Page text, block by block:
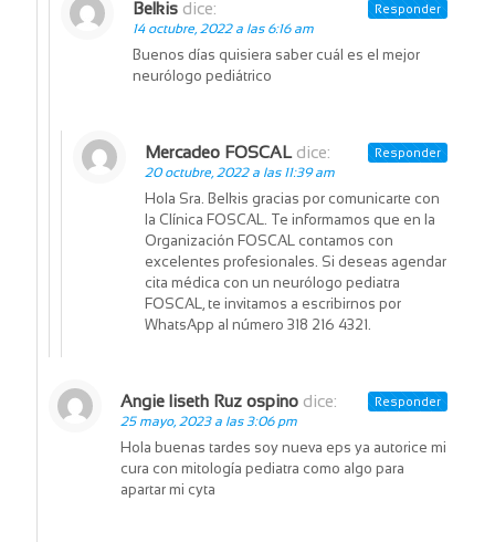
Belkis dice:
14 octubre, 2022 a las 6:16 am
Buenos días quisiera saber cuál es el mejor
neurólogo pediátrico
Responder
Mercadeo FOSCAL dice:
20 octubre, 2022 a las 11:39 am
Hola Sra. Belkis gracias por comunicarte con
la Clínica FOSCAL. Te informamos que en la
Organización FOSCAL contamos con
excelentes profesionales. Si deseas agendar
cita médica con un neurólogo pediatra
FOSCAL, te invitamos a escribirnos por
WhatsApp al número 318 216 4321.
Responder
Angie liseth Ruz ospino dice:
25 mayo, 2023 a las 3:06 pm
Hola buenas tardes soy nueva eps ya autorice mi
cura con mitología pediatra como algo para
apartar mi cyta
Responder